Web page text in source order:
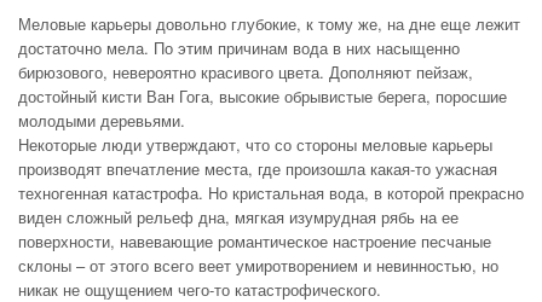
Меловые карьеры довольно глубокие, к тому же, на дне еще лежит
достаточно мела. По этим причинам вода в них насыщенно
бирюзового, невероятно красивого цвета. Дополняют пейзаж,
достойный кисти Ван Гога, высокие обрывистые берега, поросшие
молодыми деревьями.
Некоторые люди утверждают, что со стороны меловые карьеры
производят впечатление места, где произошла какая-то ужасная
техногенная катастрофа. Но кристальная вода, в которой прекрасно
виден сложный рельеф дна, мягкая изумрудная рябь на ее
поверхности, навевающие романтическое настроение песчаные
склоны – от этого всего веет умиротворением и невинностью, но
никак не ощущением чего-то катастрофического.